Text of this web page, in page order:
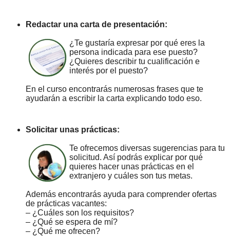
Redactar una carta de presentación:
¿Te gustaría expresar por qué eres la
persona indicada para ese puesto?
¿Quieres describir tu cualificación e
interés por el puesto?
En el curso encontrarás numerosas frases que te
ayudarán a escribir la carta explicando todo eso.
Solicitar unas prácticas:
Te ofrecemos diversas sugerencias para tu
solicitud. Así podrás explicar por qué
quieres hacer unas prácticas en el
extranjero y cuáles son tus metas.
Además encontrarás ayuda para comprender ofertas
de prácticas vacantes:
– ¿Cuáles son los requisitos?
– ¿Qué se espera de mí?
– ¿Qué me ofrecen?